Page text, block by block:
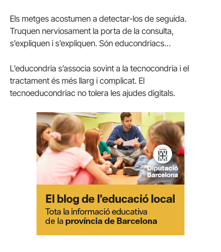
Els metges acostumen a detectar-los de seguida.
Truquen nerviosament la porta de la consulta,
s’expliquen i s’expliquen. Són educondriacs…
L’educondria s’associa sovint a la tecnocondria i el
tractament és més llarg i complicat. El
tecnoeducondriac no tolera les ajudes digitals.